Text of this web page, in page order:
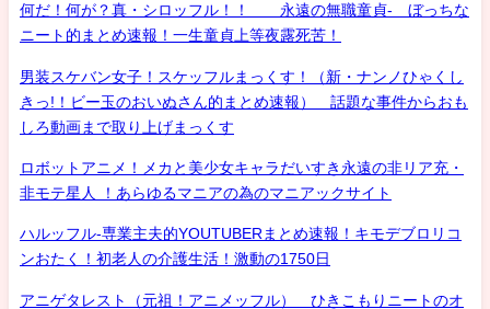
何だ！何が？真・シロッフル！！ 永遠の無職童貞- ぼっちな
ニート的まとめ速報！一生童貞上等夜露死苦！
男装スケバン女子！スケッフルまっくす！（新・ナンノひゃくし
きっ!！ビー玉のおいぬさん的まとめ速報） 話題な事件からおも
しろ動画まで取り上げまっくす
ロボットアニメ！メカと美少女キャラだいすき永遠の非リア充・
非モテ星人 ！あらゆるマニアの為のマニアックサイト
ハルッフル-専業主夫的YOUTUBERまとめ速報！キモデブロリコ
ンおたく！初老人の介護生活！激動の1750日
アニゲタレスト（元祖！アニメッフル） ひきこもりニートのオ